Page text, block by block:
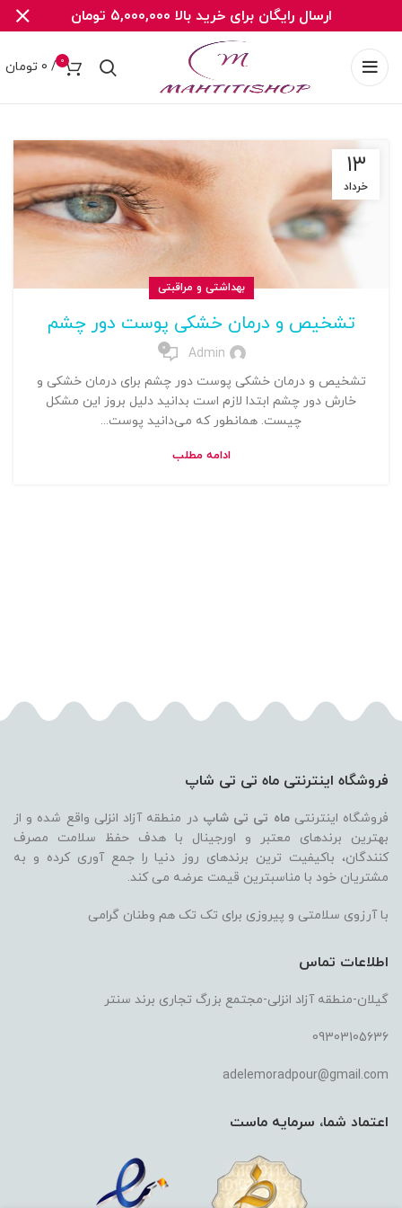
0
/
0 تومان
۱۳
خرداد
بهداشتی و مراقبتی
تشخیص و درمان خشکی پوست دور چشم
Admin
0
تشخیص و درمان خشکی پوست دور چشم برای درمان خشکی و
خارش دور چشم ابتدا لازم است بدانید دلیل بروز این مشکل
چیست. همانطور که می‌دانید پوست...
ادامه مطلب
فروشگاه اینترنتی ماه تی تی شاپ
فروشگاه اینترنتیماه تی تی شاپ در منطقه آزاد انزلی واقع شده و از
بهترین برندهای معتبر و اورجینال با هدف حفظ سلامت مصرف
کنندگان، باکیفیت ترین برندهای روز دنیا را جمع آوری کرده و به
مشتریان خود با مناسبترین قیمت عرضه می کند.
با آرزوی سلامتی و پیروزی برای تک تک هم وطنان گرامی
اطلاعات تماس
گیلان-منطقه آزاد انزلی-مجتمع بزرگ تجاری برند سنتر
09303105636
adelemoradpour@gmail.com
اعتماد شما، سرمایه ماست
ارسال رایگان برای خرید بالا 5,000,000 تومان